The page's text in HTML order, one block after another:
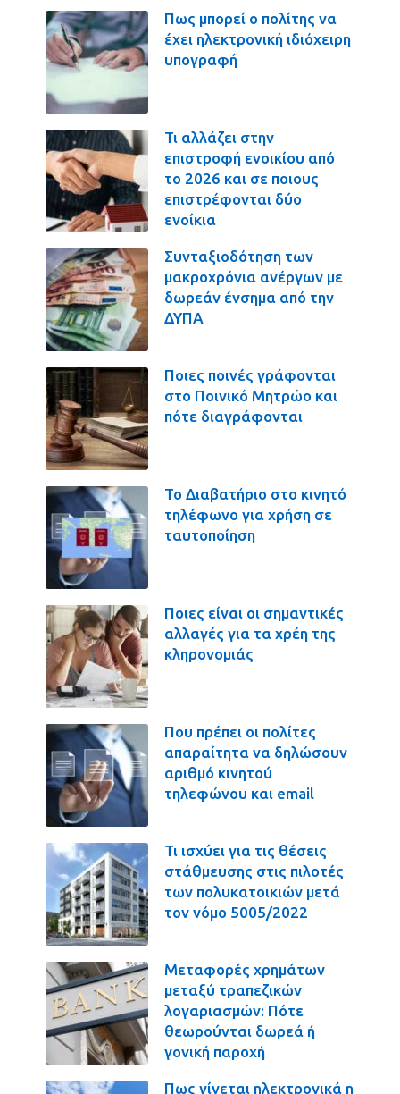
Πως μπορεί ο πολίτης να
έχει ηλεκτρονική ιδιόχειρη
υπογραφή
Τι αλλάζει στην
επιστροφή ενοικίου από
το 2026 και σε ποιους
επιστρέφονται δύο
ενοίκια
Συνταξιοδότηση των
μακροχρόνια ανέργων με
δωρεάν ένσημα από την
ΔΥΠΑ
Ποιες ποινές γράφονται
στο Ποινικό Μητρώο και
πότε διαγράφονται
Το Διαβατήριο στο κινητό
τηλέφωνο για χρήση σε
ταυτοποίηση
Ποιες είναι οι σημαντικές
αλλαγές για τα χρέη της
κληρονομιάς
Που πρέπει οι πολίτες
απαραίτητα να δηλώσουν
αριθμό κινητού
τηλεφώνου και email
Τι ισχύει για τις θέσεις
στάθμευσης στις πιλοτές
των πολυκατοικιών μετά
τον νόμο 5005/2022
Μεταφορές χρημάτων
μεταξύ τραπεζικών
λογαριασμών: Πότε
θεωρούνται δωρεά ή
γονική παροχή
Πως γίνεται ηλεκτρονικά η